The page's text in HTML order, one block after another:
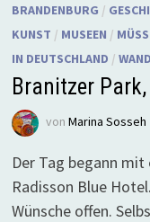
BRANDENBURG /
KUNST / MUSEEN /
IN DEUTSCHLAND /
Branitzer
von Marina Sosseh
Der Tag begann
Radisson Blue
Wünsche offen.